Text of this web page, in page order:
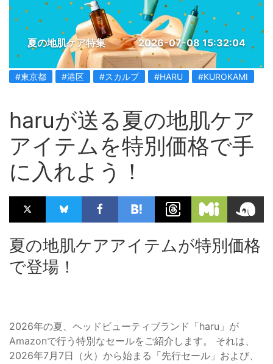
夏の地肌ケア特集 2026-07-08 15:32:04
#東京都 #港区 #スカルプ #HARU #KUROKAMI
haruが送る夏の地肌ケア
アイテムを特別価格で手
に入れよう！
夏の地肌ケアアイテムが特別価格
で登場！
2026年の夏、ヘッドビューティブランド「haru」が
Amazonで行う特別なセールをご紹介します。 それは、
2026年7月7日（火）から始まる「先行セール」および、